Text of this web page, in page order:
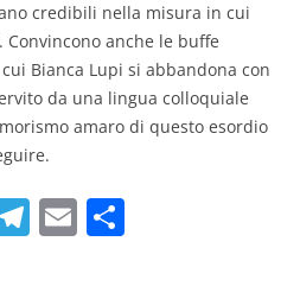
credibili nella misura in cui
anche le buffe
Bianca Lupi si abbandona con
da una lingua colloquiale
amaro di questo esordio
T E